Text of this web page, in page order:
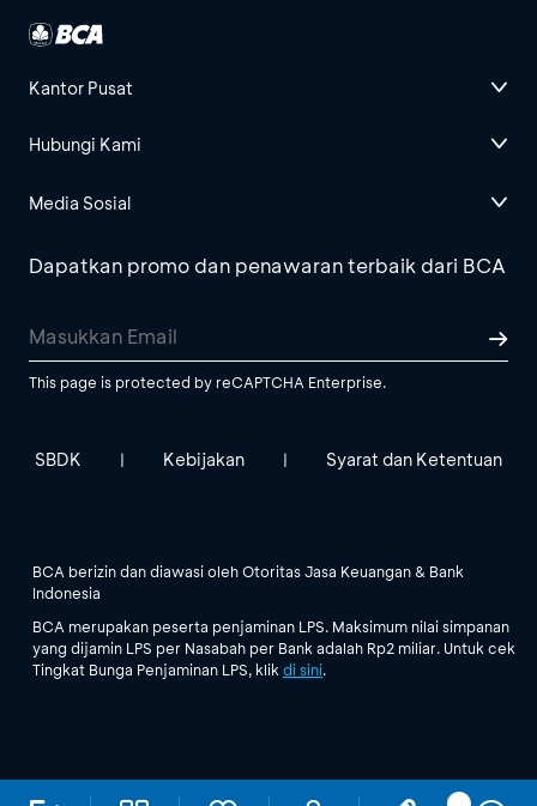
Kantor Pusat
Hubungi Kami
Media Sosial
Dapatkan promo dan penawaran terbaik dari BCA
This page is protected by reCAPTCHA Enterprise.
SBDK | Kebijakan | Syarat dan Ketentuan
BCA berizin dan diawasi oleh Otoritas Jasa Keuangan & Bank
Indonesia
BCA merupakan peserta penjaminan LPS. Maksimum nilai simpanan
yang dijamin LPS per Nasabah per Bank adalah Rp2 miliar. Untuk cek
Tingkat Bunga Penjaminan LPS, klik di sini.